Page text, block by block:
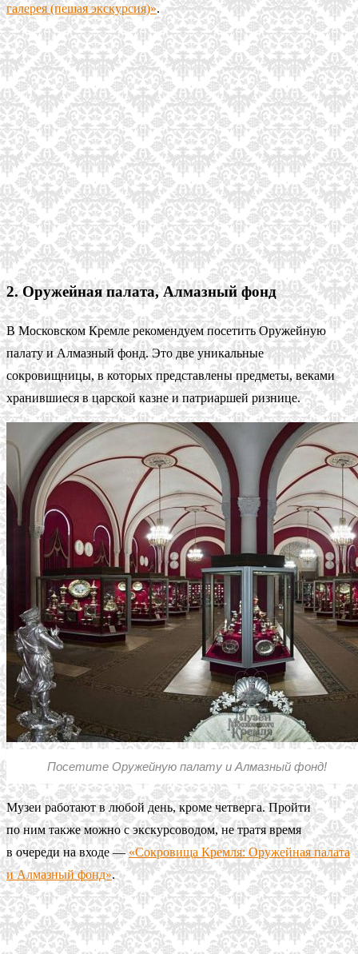
галерея (пешая экскурсия)».
2. Оружейная палата, Алмазный фонд
В Московском Кремле рекомендуем посетить Оружейную
палату и Алмазный фонд. Это две уникальные
сокровищницы, в которых представлены предметы, веками
хранившиеся в царской казне и патриаршей ризнице.
Посетите Оружейную палату и Алмазный фонд!
Музеи работают в любой день, кроме четверга. Пройти
по ним также можно с экскурсоводом, не тратя время
в очереди на входе —«Сокровища Кремля: Оружейная палата
и Алмазный фонд».